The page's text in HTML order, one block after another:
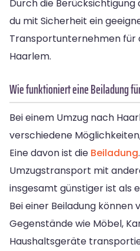
Durch die
du mit Sicherheit ein
Transportunternehmen für
Haarlem.
Wie funktioniert eine Beiladung
Bei einem Umzug nach
verschiedene
Eine davon ist die Beiladung
Umzugstransport mit
insgesamt günstiger ist als
Bei einer Beiladung können
Gegenstände wie Möbel,
Haushaltsgeräte